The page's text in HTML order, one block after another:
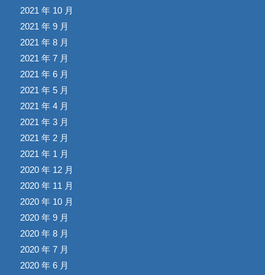
2021 年 10 月
2021 年 9 月
2021 年 8 月
2021 年 7 月
2021 年 6 月
2021 年 5 月
2021 年 4 月
2021 年 3 月
2021 年 2 月
2021 年 1 月
2020 年 12 月
2020 年 11 月
2020 年 10 月
2020 年 9 月
2020 年 8 月
2020 年 7 月
2020 年 6 月